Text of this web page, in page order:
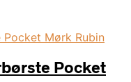
Pocket